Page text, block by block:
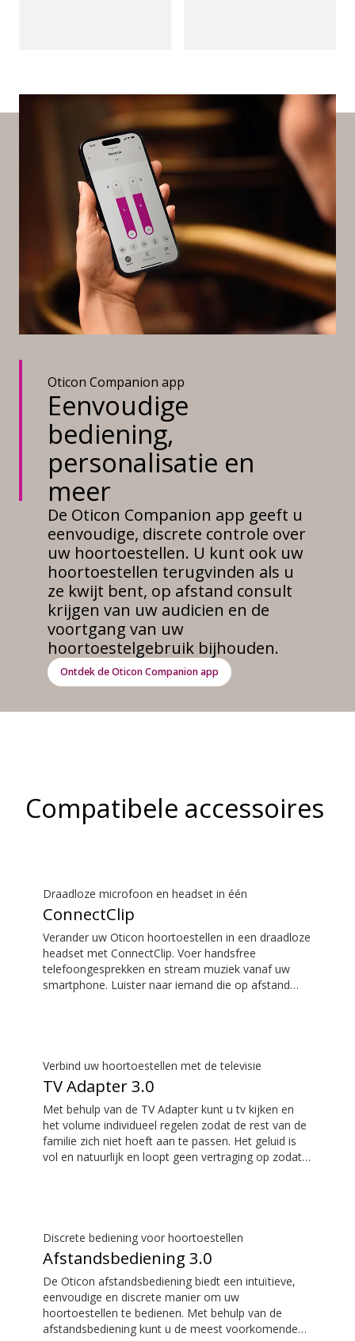
Oticon Companion app
Eenvoudige
bediening,
personalisatie en
meer
De Oticon Companion app geeft u
eenvoudige, discrete controle over
uw hoortoestellen. U kunt ook uw
hoortoestellen terugvinden als u
ze kwijt bent, op afstand consult
krijgen van uw audicien en de
voortgang van uw
hoortoestelgebruik bijhouden.
Ontdek de Oticon Companion app
Compatibele accessoires
Draadloze microfoon en headset in één
ConnectClip
Verander uw Oticon hoortoestellen in een draadloze
headset met ConnectClip. Voer handsfree
telefoongesprekken en stream muziek vanaf uw
smartphone. Luister naar iemand die op afstand
Verbind uw hoortoestellen met de televisie
TV Adapter 3.0
Met behulp van de TV Adapter kunt u tv kijken en
het volume individueel regelen zodat de rest van de
familie zich niet hoeft aan te passen. Het geluid is
vol en natuurlijk en loopt geen vertraging op zodat
Discrete bediening voor hoortoestellen
Afstandsbediening 3.0
De Oticon afstandsbediening biedt een intuïtieve,
eenvoudige en discrete manier om uw
hoortoestellen te bedienen. Met behulp van de
afstandsbediening kunt u de meest voorkomende